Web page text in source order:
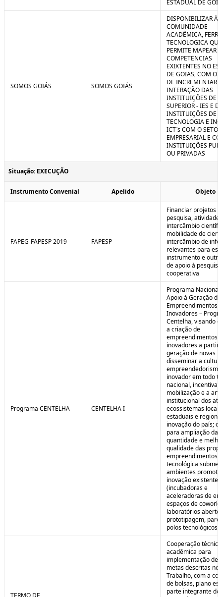
ESTADUAL DE
SOMOS GOIÁS SOMOS GOIÁS
DISPONIBILIZAR À
COMUNIDADE
ACADÊMICA,
TECNOLOGICA QUE
PERMITE MAPEAR
COMPETENCIAS
EXIXTENTES NO
DE GOIAS, COM O
DE INCREMENTAR A
INTERAÇÃO DAS
INSTITUIÇÕES DE
SUPERIOR - IES E
INSTITUIÇÕES DE
TECNOLOGIA E
ICT`s COM O SETOR
EMPRESARIAL E
INSTITUIÇÕES
OU PRIVADAS
Situação: EXECUÇÃO
Instrumento Convenial Apelido Objeto
FAPEG-FAPESP 2019 FAPESP
Financiar projetos
pesquisa,
intercâmbio
mobilidade de
intercâmbio de
relevantes para
instrumento e
de apoio à pesquisa
cooperativa
Programa CENTELHA CENTELHA I
Programa Nacional
Apoio à Geração de
Empreendimentos
Inovadores –
Centelha, visando
a criação de
empreendimentos
inovadores a partir
geração de novas
disseminar a
empreendedorismo
inovador em todo
nacional,
mobilização e a
institucional dos
ecossistemas
estaduais e
inovação do país;
para ampliação da
quantidade e
qualidade das
empreendimentos
tecnológica
ambientes
inovação
(incubadoras e
aceleradoras de
espaços de
laboratórios
prototipagem,
polos tecnológicos
TERMO DE
Cooperação
acadêmica para
implementação de
metas descritas no
Trabalho, com a
de bolsas, plano
parte integrante do